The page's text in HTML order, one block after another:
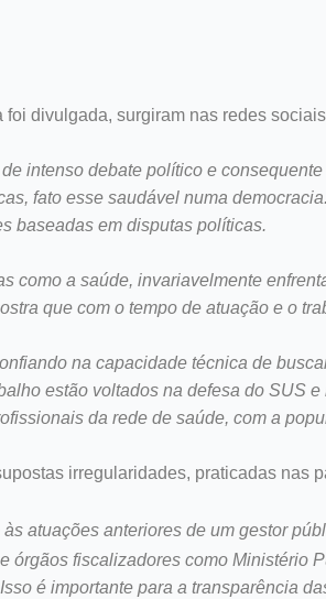
divulgada, surgiram nas redes
intenso debate político e
fato esse saudável numa
baseadas em disputas políticas.
como a saúde, invariavelmente
que com o tempo de atuação e o
na capacidade técnica de
estão voltados na defesa do SUS
da rede de saúde, com a
irregularidades, praticadas nas
atuações anteriores de um gestor
fiscalizadores como Ministério
é importante para a transparência